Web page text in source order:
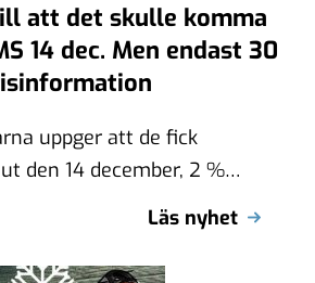
att det skulle komma
14 dec. Men endast 30
uppger att de fick
den 14 december, 2 %
Läs nyhet